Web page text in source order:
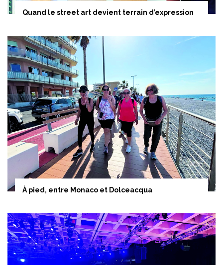
Quand le street art devient terrain d’expression
À pied, entre Monaco et Dolceacqua